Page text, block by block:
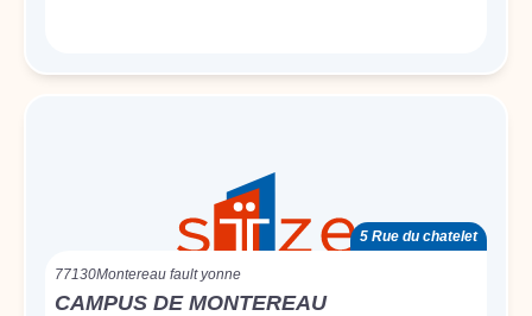
5 Rue du chatelet
77130Montereau fault yonne
CAMPUS DE MONTEREAU